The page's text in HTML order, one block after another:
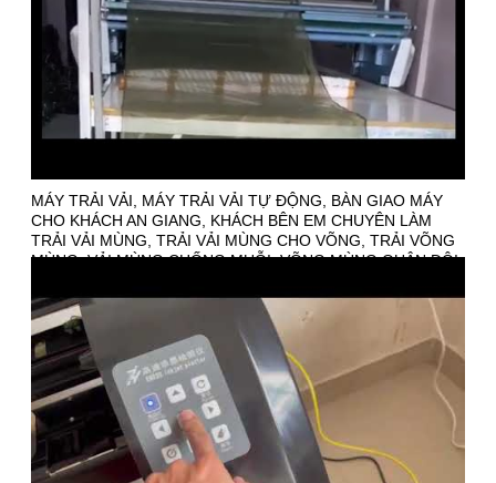
MÁY TRẢI VẢI, MÁY TRẢI VẢI TỰ ĐỘNG, BÀN GIAO MÁY
CHO KHÁCH AN GIANG, KHÁCH BÊN EM CHUYÊN LÀM
TRẢI VẢI MÙNG, TRẢI VẢI MÙNG CHO VÕNG, TRẢI VÕNG
MÙNG, VẢI MÙNG CHỐNG MUỖI, VÕNG MÙNG QUÂN ĐỘI,